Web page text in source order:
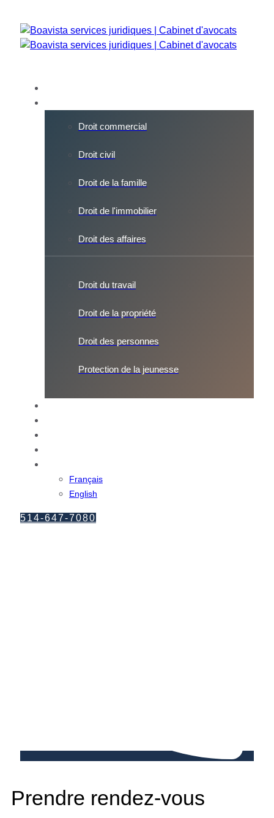
links
primary
content
Droit commercial
Droit civil
Droit de la famille
Droit de l'immobilier
Droit des affaires
Droit du travail
Droit de la propriété
Droit des personnes
Protection de la jeunesse
Français
English
514-647-7080
Prendre rendez-vous